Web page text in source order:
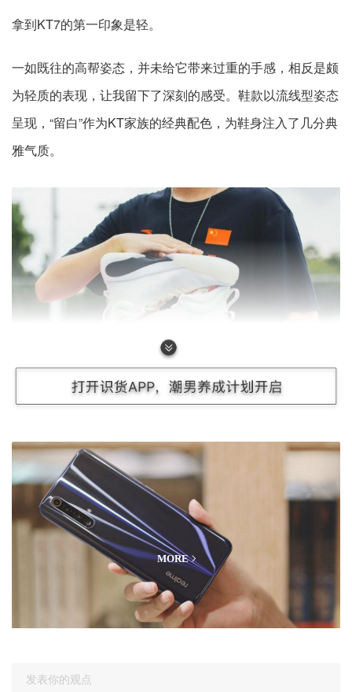
拿到KT7的第一印象是轻。
一如既往的高帮姿态，并未给它带来过重的手感，相反是颇
为轻质的表现，让我留下了深刻的感受。鞋款以流线型姿态
呈现，“留白”作为KT家族的经典配色，为鞋身注入了几分典
雅气质。
纯白的主调之外，安踏在这双“留白”身上加入了内外双侧的
尼龙侧墙与绿色的细节点缀，让整鞋的层次感得到了不错的
提升。
数码测评
MORE
发表你的观点